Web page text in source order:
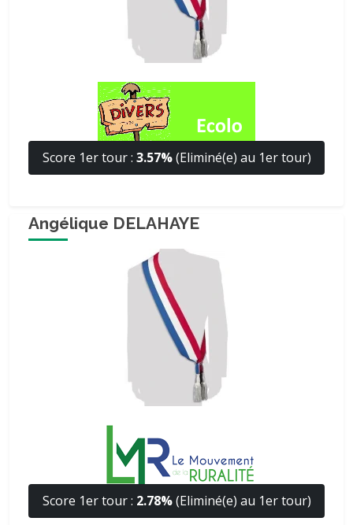
Score 1er tour : 3.57%(Eliminé(e) au 1er tour)
Angélique DELAHAYE
Score 1er tour : 2.78%(Eliminé(e) au 1er tour)